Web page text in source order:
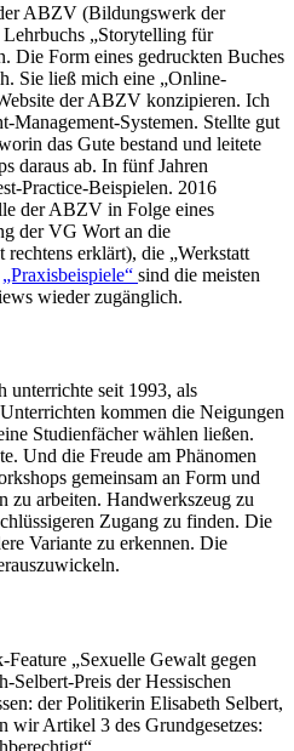
ABZV (Bildungswerk der
„Storytelling für
Die Form eines gedruckten Buches
Sie ließ mich eine „Online-
der ABZV konzipieren. Ich
Management-Systemen. Stellte gut
das Gute bestand und leitete
daraus ab. In fünf Jahren
Practice-Beispielen. 2016
der ABZV in Folge eines
der VG Wort an die
erklärt), die „Werkstatt
„Praxisbeispiele“ sind die meisten
wieder zugänglich.
seit 1993, als
kommen die Neigungen
Studienfächer wählen ließen.
Und die Freude am Phänomen
gemeinsam an Form und
zu arbeiten. Handwerkszeug zu
Zugang zu finden. Die
Variante zu erkennen. Die
„Sexuelle Gewalt gegen
Selbert-Preis der Hessischen
der Politikerin Elisabeth Selbert,
wir Artikel 3 des Grundgesetzes: